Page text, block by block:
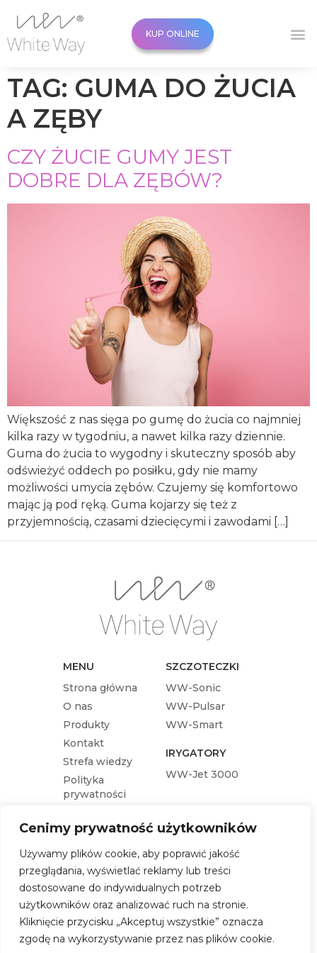
Cenimy prywatność użytkowników
Używamy plików cookie, aby poprawić jakość
przeglądania, wyświetlać reklamy lub treści
dostosowane do indywidualnych potrzeb
użytkowników oraz analizować ruch na stronie.
Kliknięcie przycisku „Akceptuj wszystkie” oznacza
zgodę na wykorzystywanie przez nas plików cookie.
KUP ONLINE
TAG: GUMA DO ŻUCIA
A ZĘBY
CZY ŻUCIE GUMY JEST
DOBRE DLA ZĘBÓW?
Większość z nas sięga po gumę do żucia co najmniej
kilka razy w tygodniu, a nawet kilka razy dziennie.
Guma do żucia to wygodny i skuteczny sposób aby
odświeżyć oddech po posiłku, gdy nie mamy
możliwości umycia zębów. Czujemy się komfortowo
mając ją pod ręką. Guma kojarzy się też z
przyjemnością, czasami dziecięcymi i zawodami […]
MENU
Strona główna
O nas
Produkty
Kontakt
Strefa wiedzy
Polityka
prywatności
SZCZOTECZKI
WW-Sonic
WW-Pulsar
WW-Smart
IRYGATORY
WW-Jet 3000
KOŃCÓWKI
Końcówka wymienna WW-Sonic
Końcówka wymienna WW-Jet 3000
Końcówka wymienna WW-Smart
SKLEP